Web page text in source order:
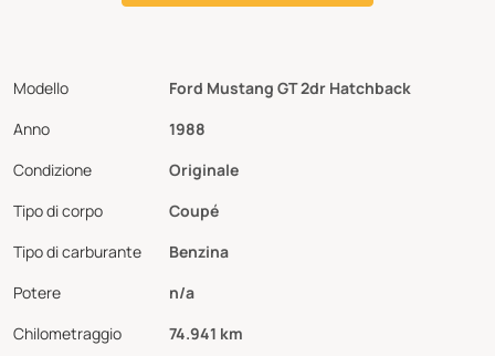
Modello
Ford Mustang GT 2dr Hatchback
Anno
1988
Condizione
Originale
Tipo di corpo
Coupé
Tipo di carburante
Benzina
Potere
n/a
Chilometraggio
74.941 km